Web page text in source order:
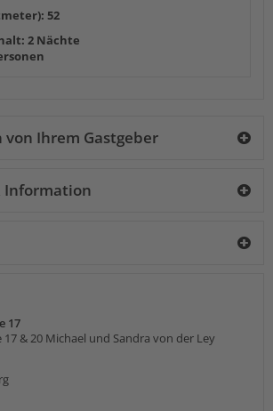
52
2 Nächte
Ihrem Gastgeber
Information
17
17 & 20 Michael und Sandra von der Ley